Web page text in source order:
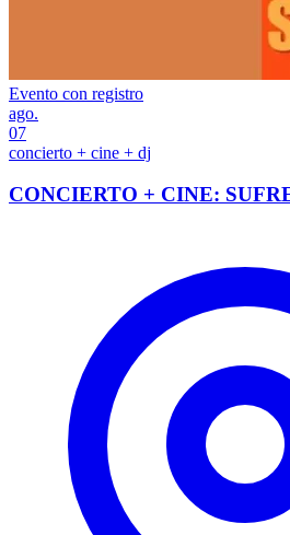
Evento con registro
ago.
07
concierto + cine + dj
CONCIERTO + CINE: